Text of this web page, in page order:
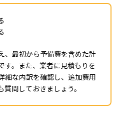
、最初から予備費を含めた計
す。また、業者に見積もりを
細な内訳を確認し、追加費用
問しておきましょう。